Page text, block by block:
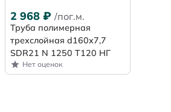
2 968 ₽ /пог.м.
Труба полимерная
трехслойная d160x7,7
SDR21 N 1250 Т120 НГ
Нет оценок